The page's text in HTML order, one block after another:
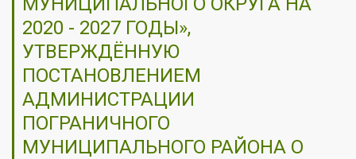
2020 - 2027 ГОДЫ»,
УТВЕРЖДЁННУЮ
ПОСТАНОВЛЕНИЕМ
АДМИНИСТРАЦИИ
ПОГРАНИЧНОГО
МУНИЦИПАЛЬНОГО РАЙОНА О